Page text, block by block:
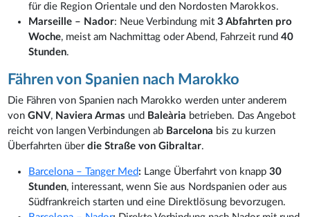
für die Region Orientale und den Nordosten Marokkos.
Marseille – Nador: Neue Verbindung mit 3 Abfahrten pro
Woche, meist am Nachmittag oder Abend, Fahrzeit rund40
Stunden.
Fähren von Spanien nach Marokko
Die Fähren von Spanien nach Marokko werden unter anderem
vonGNV, Naviera Armas und Baleària betrieben. Das Angebot
reicht von langen Verbindungen ab Barcelona bis zu kurzen
Überfahrten überdie Straße von Gibraltar.
Barcelona – Tanger Med: Lange Überfahrt von knapp30
Stunden, interessant, wenn Sie aus Nordspanien oder aus
Südfrankreich starten und eine Direktlösung bevorzugen.